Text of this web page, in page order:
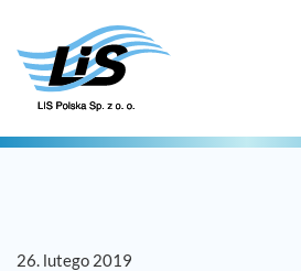
26. lutego 2019